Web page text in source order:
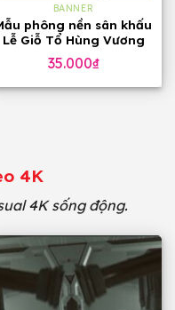
BANNER
phông nền sân khấu
Lễ Giỗ Tổ Hùng Vương
10 tháng 3
35.000₫
4K
4K sống động.